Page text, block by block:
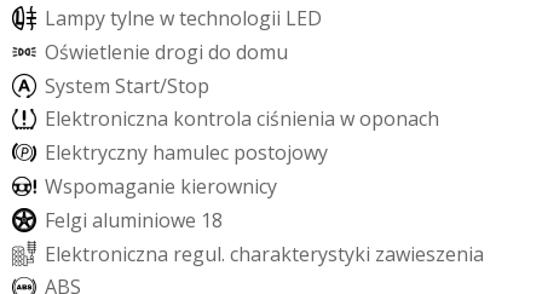
Lampytylne wtechnologii LED
Oświetlenie drogi do domu
System Start/Stop
Elektroniczna kontrola ciśnienia woponach
Elektryczny hamulec postojowy
Wspomaganie kierownicy
Felgi aluminiowe 18
Elektroniczna regul. charakterystyki zawieszenia
ABS